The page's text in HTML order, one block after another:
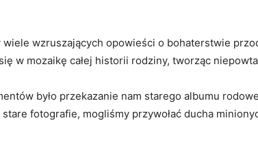
wiele wzruszających opowieści⁣ o bohaterstwie
w mozaikę całej historii rodziny, tworząc⁣
było przekazanie nam starego albumu
fotografie, mogliśmy ⁢przywołać‌ ducha⁣